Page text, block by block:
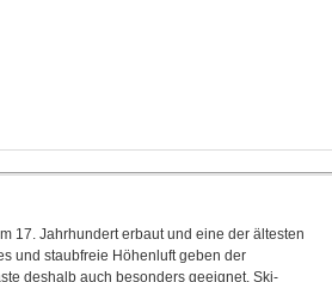
17. Jahrhundert erbaut und eine der ältesten
und staubfreie Höhenluft geben der
deshalb auch besonders geeignet. Ski-